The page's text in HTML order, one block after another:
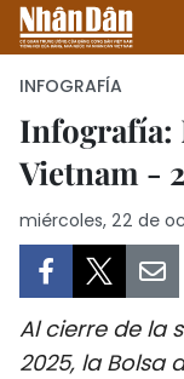
INFOGRAFÍA
Infografía:
Vietnam -
miércoles, 22 de
Al cierre de la
2025, la Bolsa